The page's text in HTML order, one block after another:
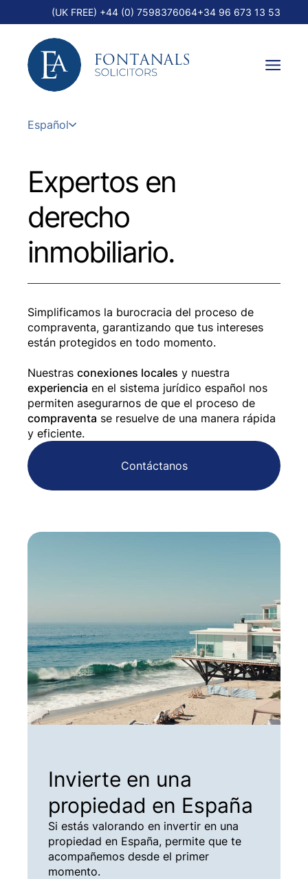
(UK FREE) +44 (0) 7598376064+34 96 673 13 53
Español
Expertos en
derecho
inmobiliario.
Simplificamos la burocracia del proceso de
compraventa, garantizando que tus intereses
están protegidos en todo momento.
Nuestras conexiones locales y nuestra
experiencia en el sistema jurídico español nos
permiten asegurarnos de que el proceso de
compraventa se resuelve de una manera rápida
y eficiente.
Contáctanos
Invierte en una
propiedad en España
Si estás valorando en invertir en una
propiedad en España, permite que te
acompañemos desde el primer
momento.